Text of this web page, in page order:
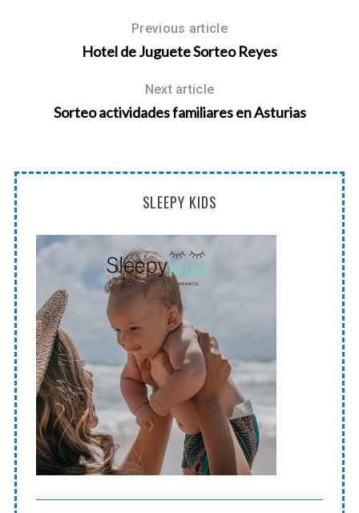
Previous article
Hotel de Juguete Sorteo Reyes
Next article
Sorteo actividades familiares en Asturias
SLEEPY KIDS